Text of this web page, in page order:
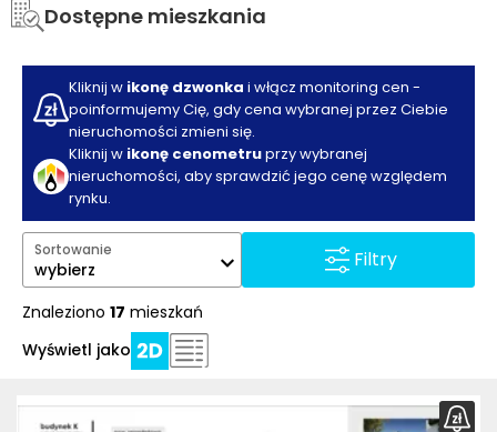
Dostępne mieszkania
Kliknij w ikonę dzwonka i włącz monitoring cen -
poinformujemy Cię, gdy cena wybranej przez Ciebie
nieruchomości zmieni się.
Kliknij w ikonę cenometruprzy wybranej
nieruchomości, aby sprawdzić jego cenę względem
rynku.
Filtry
Sortowanie
wybierz
Znaleziono 17 mieszkań
Wyświetl jako